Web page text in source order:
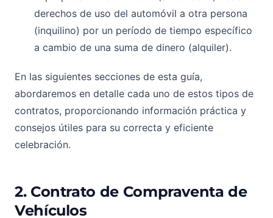
derechos de uso del automóvil a otra persona
(inquilino) por un período de tiempo específico
a cambio de una suma de dinero (alquiler).
En las siguientes secciones de esta guía,
abordaremos en detalle cada uno de estos tipos de
contratos, proporcionando información práctica y
consejos útiles para su correcta y eficiente
celebración.
2. Contrato de Compraventa de
Vehículos